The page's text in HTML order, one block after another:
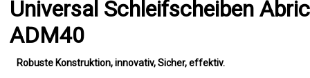
Universal Schleifscheiben
ADM40
Robuste Konstruktion innovativ Sicher effektiv